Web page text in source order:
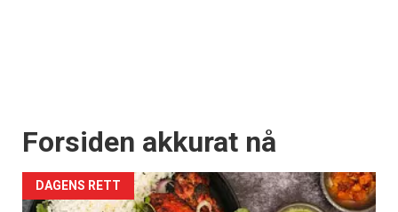
Forsiden akkurat nå
DAGENS RETT